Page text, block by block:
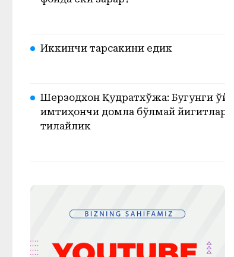
Иккинчи тарсакини едик
Шерзодхон Қудратхўжа: Бугунги
имтиҳончи домла бўлмай
тилайлик